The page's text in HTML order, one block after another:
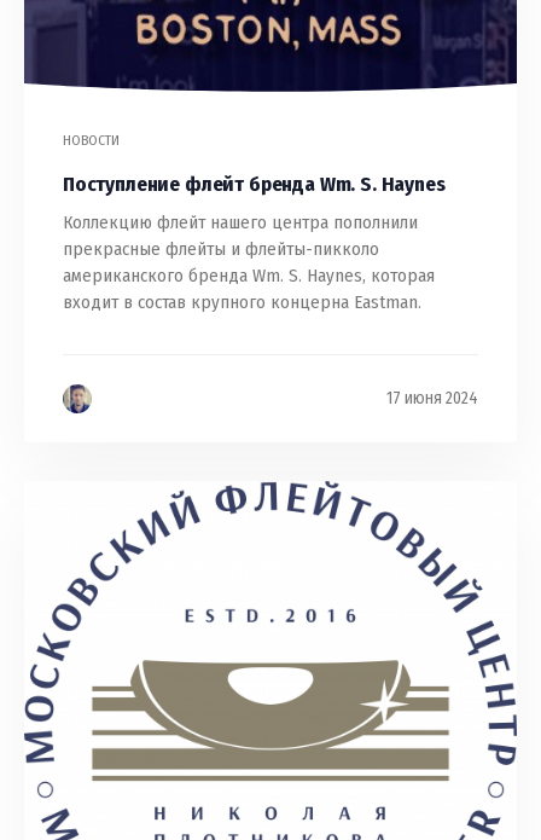
НОВОСТИ
Поступление флейт бренда Wm. S. Haynes
Коллекцию флейт нашего центра пополнили
прекрасные флейты и флейты-пикколо
американского бренда Wm. S. Haynes, которая
входит в состав крупного концерна Eastman.
17 июня 2024